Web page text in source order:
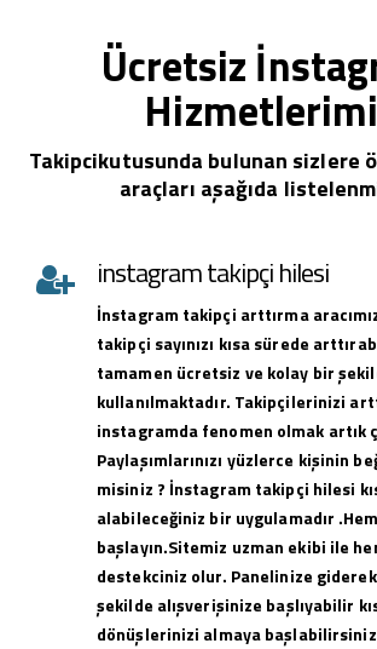
Ücretsiz
Takipcikutusunda bulunan sizlere
araçları aşağıda
instagram takipçi hilesi
İnstagram takipçi arttırma
takipçi sayınızı kısa sürede
tamamen ücretsiz ve kolay bir
kullanılmaktadır. Takipçilerinizi
instagramda fenomen olmak artık
Paylaşımlarınızı yüzlerce kişinin
misiniz ? İnstagram takipçi hilesi
alabileceğiniz bir uygulamadır
başlayın.Sitemiz uzman ekibi ile
destekciniz olur. Panelinize
şekilde alışverişinize başlıyabilir
dönüşlerinizi almaya